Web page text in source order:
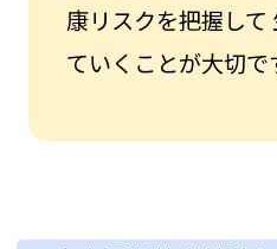
康リスクを把握して
ていくことが大切で